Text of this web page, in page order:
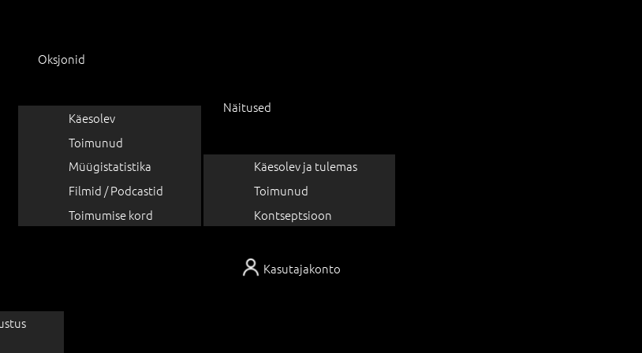
Kasutajakonto
Oksjonid
Käesolev
Toimunud
Müügistatistika
Filmid / Podcastid
Toimumise kord
Näitused
Käesolev ja tulemas
Toimunud
Kontseptsioon